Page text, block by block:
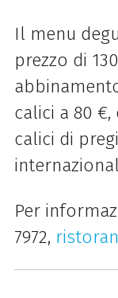
Il menu
prezzo di
calici a 80
calici di
Per
7972,